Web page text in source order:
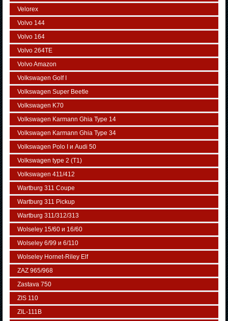
Velorex
Volvo 144
Volvo 164
Volvo 264TE
Volvo Amazon
Volkswagen Golf I
Volkswagen Super Beetle
Volkswagen K70
Volkswagen Karmann Ghia Type 14
Volkswagen Karmann Ghia Type 34
Volkswagen Polo I и Audi 50
Volkswagen typе 2 (Т1)
Volkswagen 411/412
Wartburg 311 Coupe
Wartburg 311 Pickup
Wartburg 311/312/313
Wolseley 15/60 и 16/60
Wolseley 6/99 и 6/110
Wolseley Hornet-Riley Elf
ZAZ 965/968
Zastava 750
ZIS 110
ZIL-111В